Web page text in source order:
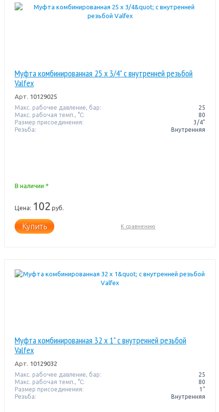
Муфта комбинированная 25 x 3/4" с внутренней резьбой
Valfex
Арт. 10129025
Макс. рабочее давление, бар:
25
Макс. рабочая темп., °С:
80
Размер присоединения:
3/4"
Резьба:
Внутренняя
В наличии *
Цена: 102 руб.
Купить К сравнению
Муфта комбинированная 32 x 1" с внутренней резьбой
Valfex
Арт. 10129032
Макс. рабочее давление, бар:
25
Макс. рабочая темп., °С:
80
Размер присоединения:
1"
Резьба:
Внутренняя